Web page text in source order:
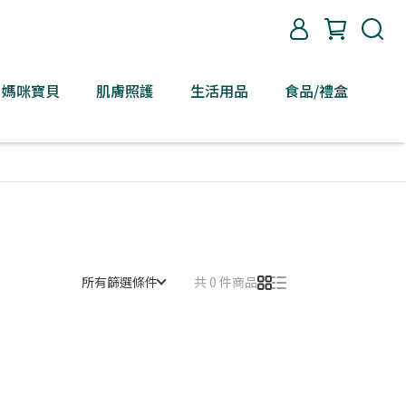
媽咪寶貝 肌膚照護 生活用品 食品/禮盒
所有篩選條件 共 0 件商品